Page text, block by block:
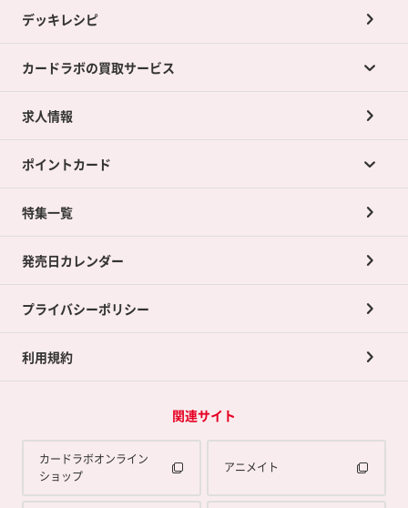
デッキレシピ
カードラボの買取サービス
カードラボの買取サービスTOP
店舗買取について
ネット買取について
買取承諾書について
求人情報
ポイントカード
ポイントカードTOP
ポイント交換景品
特集一覧
発売日カレンダー
プライバシーポリシー
利用規約
関連サイト
カードラボオンライン
ショップ
アニメイト